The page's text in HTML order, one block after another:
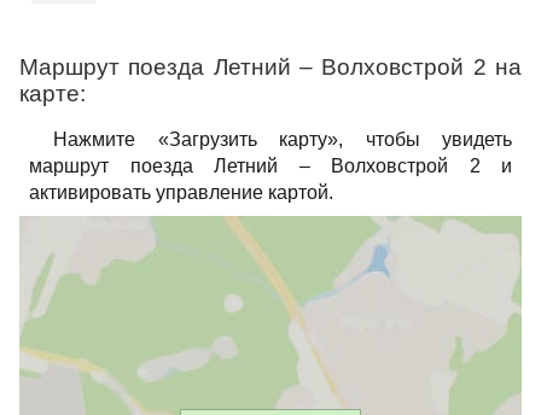
Маршрут поезда Летний – Волховстрой 2 на
карте:
Нажмите «Загрузить карту», чтобы увидеть
маршрут поезда Летний – Волховстрой 2 и
активировать управление картой.